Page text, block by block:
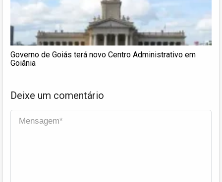
Governo de Goiás terá novo Centro Administrativo em
Goiânia
Deixe um comentário